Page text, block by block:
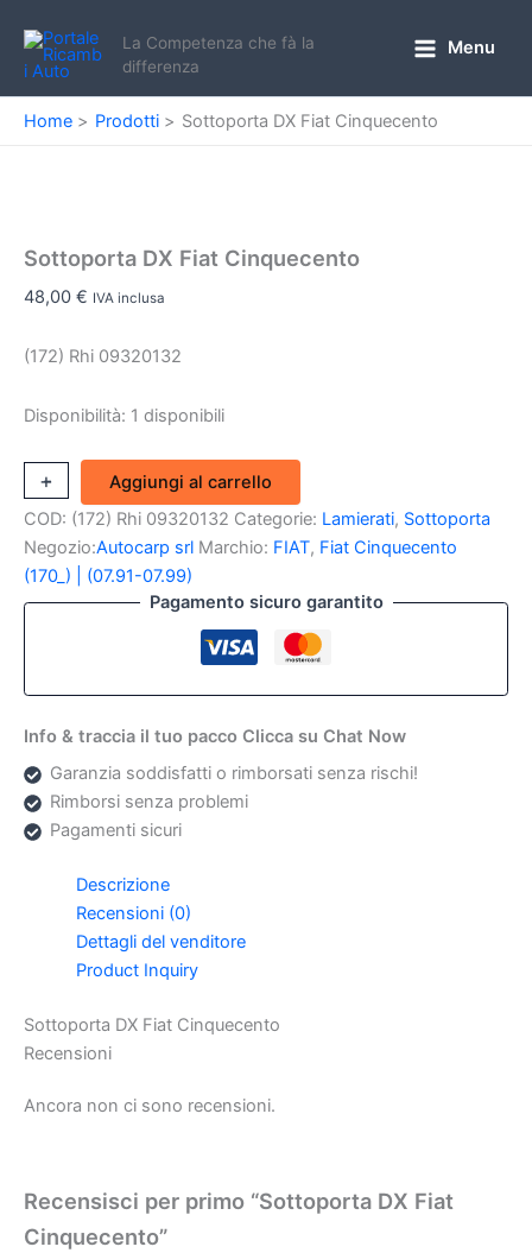
contenuto
La Competenza che fà la
differenza
Menu
Menu
Home Prodotti Sottoporta DX Fiat Cinquecento
Sottoporta DX Fiat Cinquecento
48,00 € IVA inclusa
(172) Rhi 09320132
Disponibilità: 1 disponibili
-
Sottoporta
DX
Fiat
Cinquecento
quantità
+
Aggiungi al carrello
COD: (172) Rhi 09320132 Categorie: Lamierati, Sottoporta
Negozio:Autocarp srl Marchio: FIAT, Fiat Cinquecento
(170_) | (07.91-07.99)
Pagamento sicuro garantito
Info & traccia il tuo pacco Clicca su Chat Now
Garanzia soddisfatti o rimborsati senza rischi!
Rimborsi senza problemi
Pagamenti sicuri
Descrizione
Recensioni (0)
Dettagli del venditore
Product Inquiry
Sottoporta DX Fiat Cinquecento
Recensioni
Ancora non ci sono recensioni.
Recensisci per primo “Sottoporta DX Fiat
Cinquecento”